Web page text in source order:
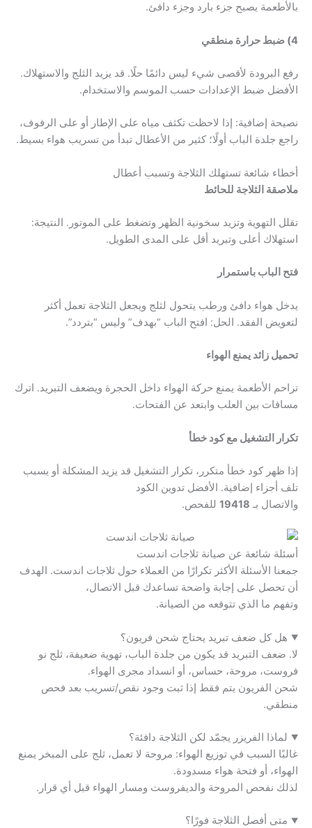
بالأطعمة يصبح جزء بارد وجزء دافئ.
4) ضبط حرارة منطقي
رفع البرودة لأقصى شيء ليس دائمًا حلًا. قد يزيد الثلج والاستهلاك.
الأفضل ضبط الإعدادات حسب الموسم والاستخدام.
نصيحة إضافية: إذا لاحظت تكثف مياه على الإطار أو على الرفوف،
راجع جلدة الباب أولًا؛ كثير من الأعطال تبدأ من تسريب هواء بسيط.
أخطاء شائعة تستهلك الثلاجة وتسبب أعطال
ملاصقة الثلاجة للحائط
تقلل التهوية وتزيد سخونية الظهر وتضغط على الموتور. النتيجة:
استهلاك أعلى وتبريد أقل على المدى الطويل.
فتح الباب باستمرار
يدخل هواء دافئ ورطب يتحول لثلج ويجعل الثلاجة تعمل أكثر
لتعويض الفقد. الحل: افتح الباب “بهدف” وليس “بتردد”.
تحميل زائد يمنع الهواء
تزاحم الأطعمة يمنع حركة الهواء داخل الحجرة ويضعف التبريد. اترك
مسافات بين العلب وابتعد عن الفتحات.
تكرار التشغيل مع كود خطأ
إذا ظهر كود خطأ متكرر، تكرار التشغيل قد يزيد المشكلة أو يسبب
تلف أجزاء إضافية. الأفضل تدوين الكود
والاتصال بـ 19418 للفحص.
أسئلة شائعة عن صيانة ثلاجات اندست
جمعنا الأسئلة الأكثر تكرارًا من العملاء حول ثلاجات اندست. الهدف
أن تحصل على إجابة واضحة تساعدك قبل الاتصال،
وتفهم ما الذي تتوقعه من الصيانة.
هل كل ضعف تبريد يحتاج شحن فريون؟
لا. ضعف التبريد قد يكون من جلدة الباب، تهوية ضعيفة، ثلج نو
فروست، مروحة، حساس، أو انسداد مجرى الهواء.
شحن الفريون يتم فقط إذا ثبت وجود نقص/تسريب بعد فحص
منطقي.
لماذا الفريزر يجمّد لكن الثلاجة دافئة؟
غالبًا السبب في توزيع الهواء: مروحة لا تعمل، ثلج على المبخر يمنع
الهواء، أو فتحة هواء مسدودة.
لذلك نفحص المروحة والديفروست ومسار الهواء قبل أي قرار.
متى أفصل الثلاجة فورًا؟